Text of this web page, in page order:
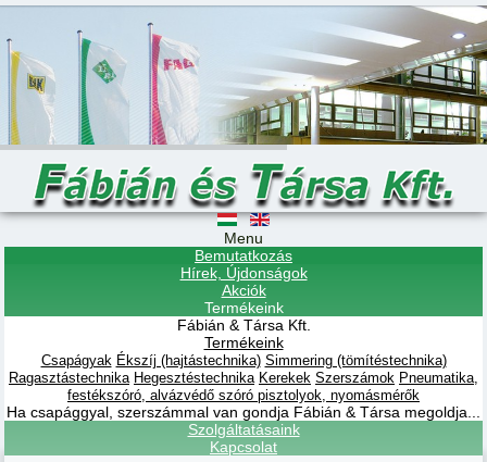
Menu
Bemutatkozás
Hírek, Újdonságok
Akciók
Termékeink
Fábián & Társa Kft.
Termékeink
Csapágyak Ékszíj (hajtástechnika) Simmering (tömítéstechnika)
Ragasztástechnika Hegesztéstechnika Kerekek Szerszámok Pneumatika,
festékszóró, alvázvédő szóró pisztolyok, nyomásmérők
Ha csapággyal, szerszámmal van gondja Fábián & Társa megoldja...
Szolgáltatásaink
Kapcsolat